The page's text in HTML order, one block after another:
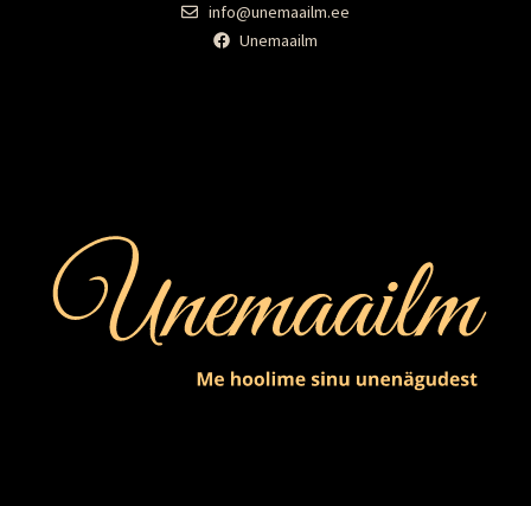
info@unemaailm.ee
Unemaailm